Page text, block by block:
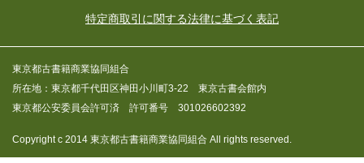
特定商取引に関する法律に基づく表記
東京都古書籍商業協同組合
所在地：東京都千代田区神田小川町3-22 東京古書会館内
東京都公安委員会許可済 許可番号 301026602392
Copyright c 2014 東京都古書籍商業協同組合 All rights reserved.